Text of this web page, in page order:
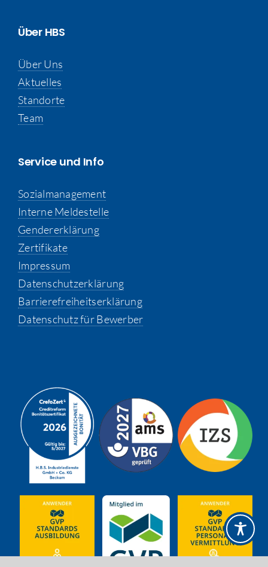
Über HBS
Über Uns
Aktuelles
Standorte
Team
Service und Info
Sozialmanagement
Interne Meldestelle
Gendererklärung
Zertifikate
Impressum
Datenschutzerklärung
Barrierefreiheitserklärung
Datenschutz für Bewerber